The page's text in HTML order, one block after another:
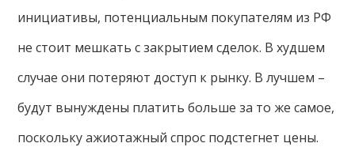
инициативы, потенциальным покупателям из РФ
не стоит мешкать с закрытием сделок. В худшем
случае они потеряют доступ к рынку. В лучшем –
будут вынуждены платить больше за то же самое,
поскольку ажиотажный спрос подстегнет цены.